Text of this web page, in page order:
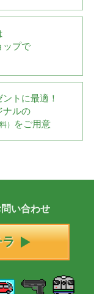
ップで
トに最適！
ナルの
） をご用意
い合わせ
ラ